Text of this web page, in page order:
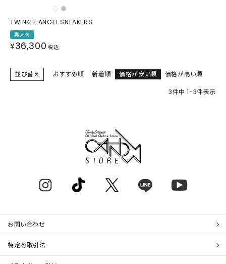
TWINKLE ANGEL SNEAKERS
再入荷
¥36,300 税込
並び替え おすすめ順 新着順 価格が安い順 価格が高い順
3件中 1-3件表示
お問い合わせ
特定商取引法